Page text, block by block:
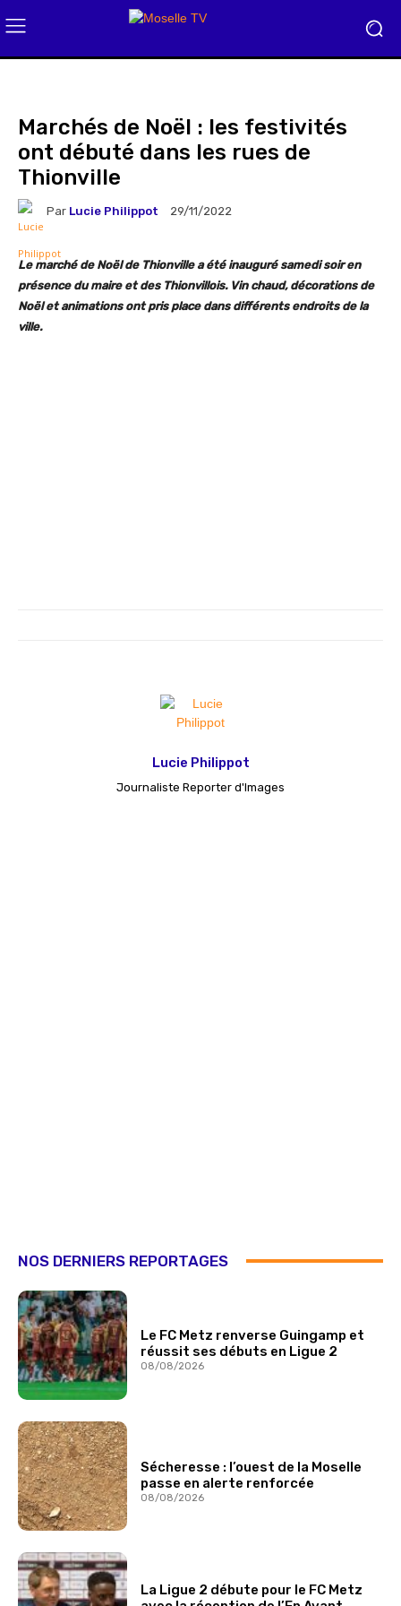
Marchés de Noël : les festivités
ont débuté dans les rues de
Thionville
Par Lucie Philippot 29/11/2022
Le marché de Noël de Thionville a été inauguré samedi soir en
présence du maire et des Thionvillois. Vin chaud, décorations de
Noël et animations ont pris place dans différents endroits de la
ville.
Lucie Philippot
Journaliste Reporter d'Images
NOS DERNIERS REPORTAGES
Le FC Metz renverse Guingamp et
réussit ses débuts en Ligue 2
08/08/2026
Sécheresse : l’ouest de la Moselle
passe en alerte renforcée
08/08/2026
La Ligue 2 débute pour le FC Metz